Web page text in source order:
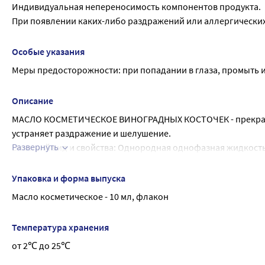
Индивидуальная непереносимость компонентов продукта.
При появлении каких-либо раздражений или
Особые указания
Меры предосторожности: при попадании в глаза, промыть
Описание
МАСЛО КОСМЕТИЧЕСКОЕ ВИНОГРАДНЫХ КОСТОЧЕК -
устраняет раздражение и шелушение.
Внешний вид и свойства: Однородная однофазная
Виноградная лоза с древних времен считается священным и
Масло виноградной косточки еще и прекрасное
Кожа становится блестящей, эластичной и мягкой.
Эффективно как маска для рук после маникюра.
Развернуть
Упаковка и форма выпуска
Масло косметическое - 10 мл, флакон
Температура хранения
от 2℃ до 25℃